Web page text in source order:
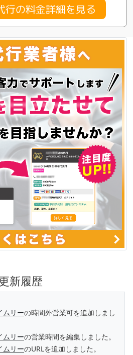
行の料金詳細を見る
新履歴
ムリーの時間外営業可を追加しまし
ムリーの営業時間を編集しました。
ムリーのURLを追加しました。